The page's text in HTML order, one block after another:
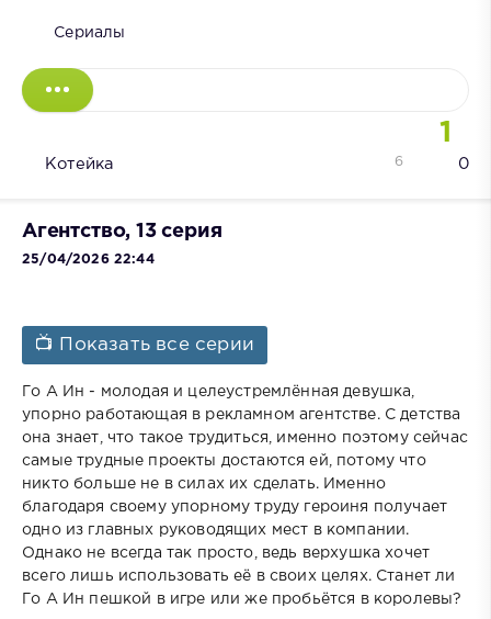
Сериалы
1
Котейка 0
6
Агентство, 13 серия
25/04/2026 22:44
📺 Показать все серии
Го А Ин - молодая и целеустремлённая девушка,
упорно работающая в рекламном агентстве. С детства
она знает, что такое трудиться, именно поэтому сейчас
самые трудные проекты достаются ей, потому что
никто больше не в силах их сделать. Именно
благодаря своему упорному труду героиня получает
одно из главных руководящих мест в компании.
Однако не всегда так просто, ведь верхушка хочет
всего лишь использовать её в своих целях. Станет ли
Го А Ин пешкой в игре или же пробьётся в королевы?